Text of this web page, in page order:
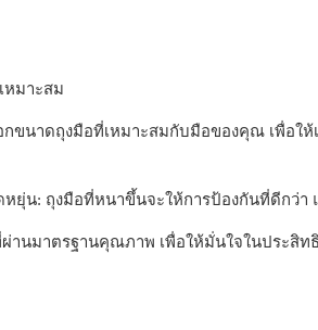
หมาะสม
ขนาดถุงมือที่เหมาะสมกับมือของคุณ เพื่อใ
ยุ่น: ถุงมือที่หนาขึ้นจะให้การป้องกันที่ดีกว่า
านมาตรฐานคุณภาพ เพื่อให้มั่นใจในประสิ